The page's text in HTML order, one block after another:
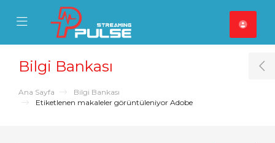
Mobile Menu
Mobile Menu
Bilgi Bankası
Ana Sayfa
Bilgi Bankası
Etiketlenen makaleler görüntüleniyor Adobe